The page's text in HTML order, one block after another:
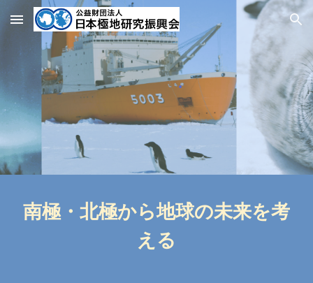
Skip to main content Skip to navigation
南極・北極から地球の未来を考
える